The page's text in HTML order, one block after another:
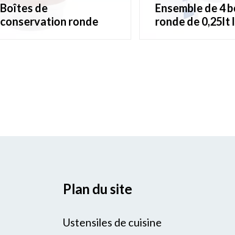
boîtes de
conservation ronde
ensemble de 4 boites
ronde de 0,25lt l
Plan du site
Ustensiles de cuisine